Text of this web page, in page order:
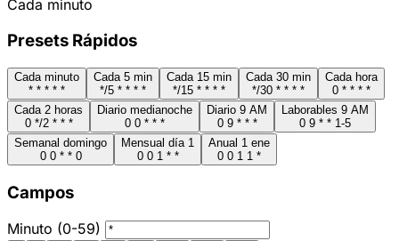
Cada minuto
Presets Rápidos
Cada minuto
* * * * *
Cada 5 min
*/5 * * * *
Cada 15 min
*/15 * * * *
Cada 30 min
*/30 * * * *
Cada hora
0 * * * *
Cada 2 horas
0 */2 * * *
Diario medianoche
0 0 * * *
Diario 9 AM
0 9 * * *
Laborables 9 AM
0 9 * * 1-5
Semanal domingo
0 0 * * 0
Mensual día 1
0 0 1 * *
Anual 1 ene
0 0 1 1 *
Campos
Minuto (0-59)